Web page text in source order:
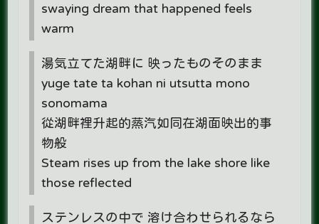
swaying dream​ that happened feels
warm
湯気立てた湖畔に 映ったものそのまま
yuge tate ta kohan ni utsutta mono
sonomama
從湖畔裡升起的蒸汽如同在湖面映出的事
物般
Steam rises up from the lake shore like
those reflected
ステンレスの中で 溶け合わせられるなら